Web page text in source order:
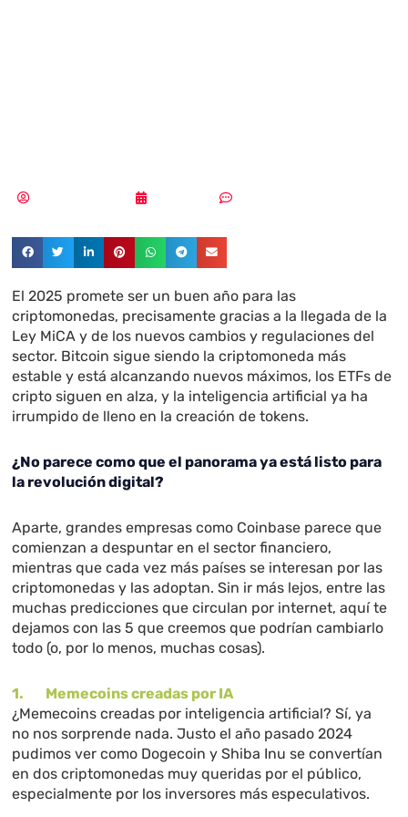
El 2025 promete ser un buen año para las
criptomonedas, precisamente gracias a la llegada de la
Ley MiCA y de los nuevos cambios y regulaciones del
sector. Bitcoin sigue siendo la criptomoneda más
estable y está alcanzando nuevos máximos, los ETFs de
cripto siguen en alza, y la inteligencia artificial ya ha
irrumpido de lleno en la creación de tokens.
¿No parece como que el panorama ya está listo para
la revolución digital?
Aparte, grandes empresas como Coinbase parece que
comienzan a despuntar en el sector financiero,
mientras que cada vez más países se interesan por las
criptomonedas y las adoptan. Sin ir más lejos, entre las
muchas predicciones que circulan por internet, aquí te
dejamos con las 5 que creemos que podrían cambiarlo
todo (o, por lo menos, muchas cosas).
1. Memecoins creadas por IA
¿Memecoins creadas por inteligencia artificial? Sí, ya
no nos sorprende nada. Justo el año pasado 2024
pudimos ver como Dogecoin y Shiba Inu se convertían
en dos criptomonedas muy queridas por el público,
especialmente por los inversores más especulativos.